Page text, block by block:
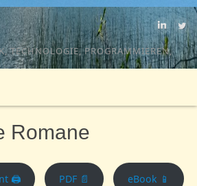
TECHNOLOGIE, PROGRAMMIEREN,
Romane
🖨 PDF 📄 eBook 📱